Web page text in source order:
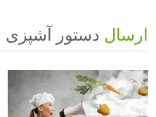
ارسال دستور آشپزی